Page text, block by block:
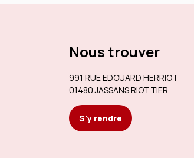
Nous trouver
991 RUE EDOUARD HERRIOT
01480 JASSANS RIOTTIER
S'y rendre